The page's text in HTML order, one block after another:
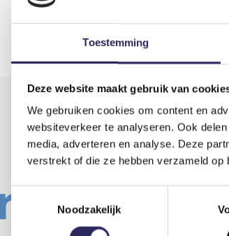
Toestemming
Deze website maakt gebruik van
We gebruiken cookies om content en
websiteverkeer te analyseren. Ook
media, adverteren en analyse. Deze
verstrekt of die ze hebben verzameld
Toestemmingsselectie
Noodzakelijk
nieuws